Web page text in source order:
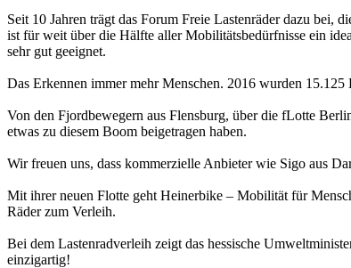
Seit 10 Jahren trägt das Forum Freie Lastenräder dazu
ist für weit über die Hälfte aller Mobilitätsbedürfnisse ein
sehr gut geeignet.
Das Erkennen immer mehr Menschen. 2016 wurden
Von den Fjordbewegern aus Flensburg, über die fLotte
etwas zu diesem Boom beigetragen haben.
Wir freuen uns, dass kommerzielle Anbieter wie Sigo aus
Mit ihrer neuen Flotte geht Heinerbike – Mobilität für
Räder zum Verleih.
Bei dem Lastenradverleih zeigt das hessische
einzigartig!